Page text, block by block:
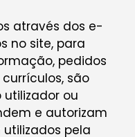
através dos e-
no site, para
pedidos
são
ou
e autorizam
pela